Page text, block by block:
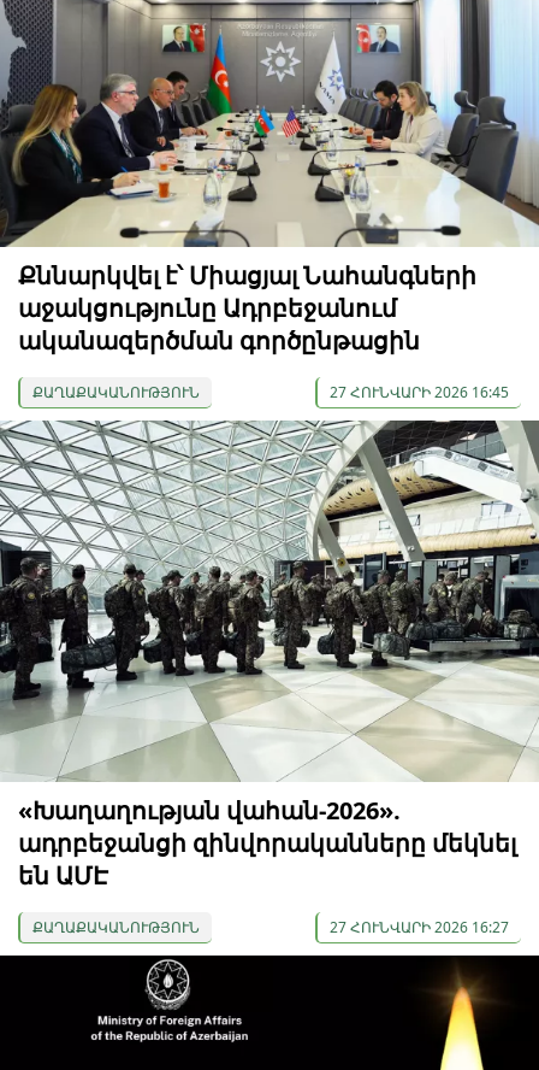
Քննարկվել է՝ Միացյալ Նահանգների
աջակցությունը Ադրբեջանում
ականազերծման գործընթացին
ՔԱՂԱՔԱԿԱՆՈՒԹՅՈՒՆ 27 ՀՈՒՆՎԱՐԻ 2026 16:45
«Խաղաղության վահան-2026».
ադրբեջանցի զինվորականները մեկնել
են ԱՄԷ
ՔԱՂԱՔԱԿԱՆՈՒԹՅՈՒՆ 27 ՀՈՒՆՎԱՐԻ 2026 16:27